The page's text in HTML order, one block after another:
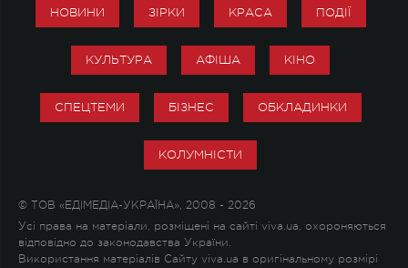
НОВИНИ ЗІРКИ КРАСА ПОДІЇ
КУЛЬТУРА АФІША КІНО
СПЕЦТЕМИ БІЗНЕС ОБКЛАДИНКИ
КОЛУМНІСТИ
© ТОВ «ЕДІМЕДІА-УКРАЇНА», 2008 - 2026
Усі права на матеріали, розміщені на сайті viva.ua, охороняються
відповідно до законодавства України.
Використання матеріалів Сайту viva.ua в оригінальному розмірі